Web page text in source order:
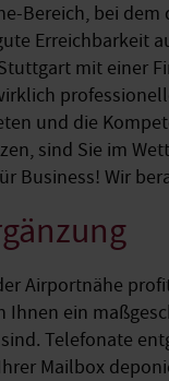
Bereich, bei
Erreichbarkeit
mit einer
und die
sind Sie im
Business! Wir
Airportnähe
Ihnen ein
Telefonate
Mailbox